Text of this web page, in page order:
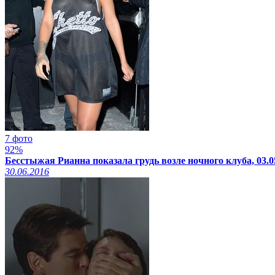
7 фото
92%
Бесстыжая Рианна показала грудь возле ночного клуба,
30.06.2016